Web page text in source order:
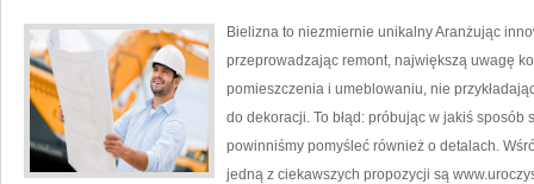
Bielizna to niezmiernie unikalny Aranżując
przeprowadzając remont, największą uwagę
pomieszczenia i umeblowaniu, nie
do dekoracji. To błąd: próbując w jakiś
powinniśmy pomyśleć również o detalach.
jedną z ciekawszych propozycji są